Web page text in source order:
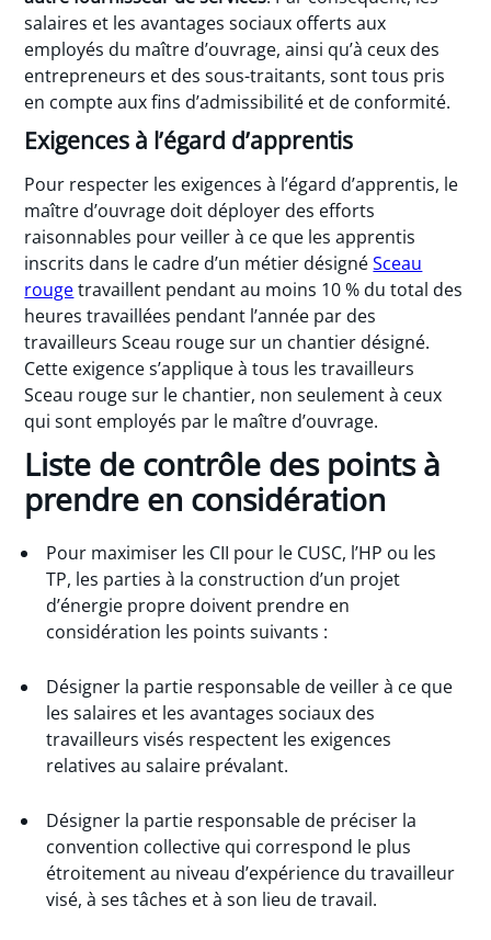
salaires et les avantages sociaux offerts aux
employés du maître d’ouvrage, ainsi qu’à ceux des
entrepreneurs et des sous-traitants, sont tous pris
en compte aux fins d’admissibilité et de conformité.
Exigences à l’égard d’apprentis
Pour respecter les exigences à l’égard d’apprentis, le
maître d’ouvrage doit déployer des efforts
raisonnables pour veiller à ce que les apprentis
inscrits dans le cadre d’un métier désignéSceau
rougetravaillent pendant au moins 10 % du total des
heures travaillées pendant l’année par des
travailleurs Sceau rouge sur un chantier désigné.
Cette exigence s’applique à tous les travailleurs
Sceau rouge sur le chantier, non seulement à ceux
qui sont employés par le maître d’ouvrage.
Liste de contrôle des points à
prendre en considération
Pour maximiser les CII pour le CUSC, l’HP ou les
TP, les parties à la construction d’un projet
d’énergie propre doivent prendre en
considération les points suivants :
Désigner la partie responsable de veiller à ce que
les salaires et les avantages sociaux des
travailleurs visés respectent les exigences
relatives au salaire prévalant.
Désigner la partie responsable de préciser la
convention collective qui correspond le plus
étroitement au niveau d’expérience du travailleur
visé, à ses tâches et à son lieu de travail.